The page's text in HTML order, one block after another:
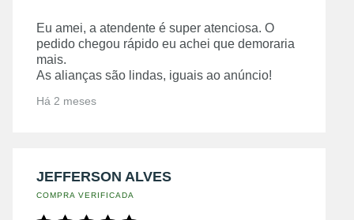
Eu amei, a atendente é super atenciosa. O
pedido chegou rápido eu achei que demoraria
mais.
As alianças são lindas, iguais ao anúncio!
Há 2 meses
JEFFERSON ALVES
COMPRA VERIFICADA